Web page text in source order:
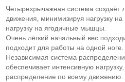
Четырехрычажная система создаёт
движения, минимизируя нагрузку
нагрузку на ягодичные мышцы.
Очень лёгкий начальный вес
подходит для работы на одной ноге.
Независимая система
обеспечивает интенсивную
распределение по всему движению.